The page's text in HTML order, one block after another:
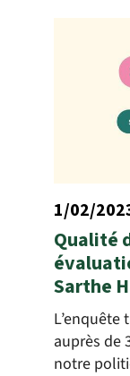
1/02/
Qualité
Sarthe
auprès de
notre